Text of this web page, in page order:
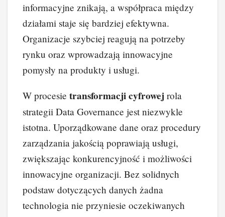
informacyjne znikają, a współpraca między
działami staje się bardziej efektywna.
Organizacje szybciej reagują na potrzeby
rynku oraz wprowadzają innowacyjne
pomysły na produkty i usługi.
W procesie transformacji cyfrowej rola
strategii Data Governance jest niezwykle
istotna. Uporządkowane dane oraz procedury
zarządzania jakością poprawiają usługi,
zwiększając konkurencyjność i możliwości
innowacyjne organizacji. Bez solidnych
podstaw dotyczących danych żadna
technologia nie przyniesie oczekiwanych